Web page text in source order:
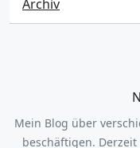
Archiv
Mein Blog über
beschäftigen.